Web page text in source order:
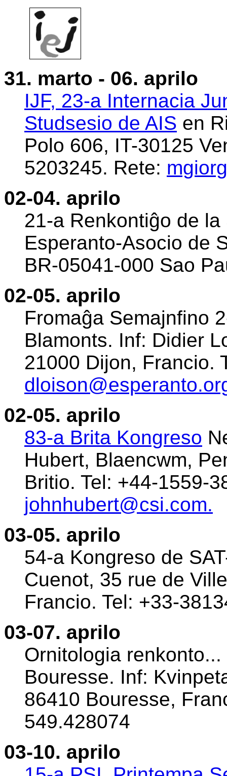
31. marto - 06. aprilo
IJF, 23-a Internacia
Studsesio de AIS en
Polo 606, IT-30125
5203245. Rete:
02-04. aprilo
21-a Renkontiĝo de
Esperanto-Asocio de
BR-05041-000 Sao
02-05. aprilo
Fromaĝa Semajnfino
Blamonts. Inf: Didier
21000 Dijon, Francio.
02-05. aprilo
83-a Brita Kongreso
Hubert, Blaencwm,
Britio. Tel: +44-1559-
johnhubert@csi.com.
03-05. aprilo
54-a Kongreso de
Cuenot, 35 rue de
Francio. Tel: +33-
03-07. aprilo
Ornitologia
Bouresse. Inf:
86410 Bouresse,
549.428074
03-10. aprilo